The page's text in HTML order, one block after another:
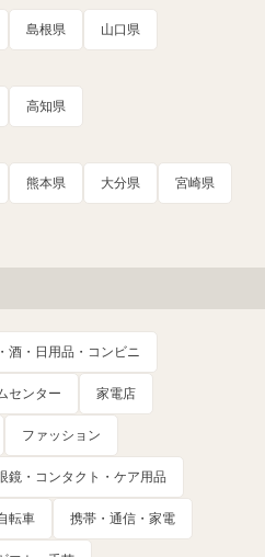
島根県 山口県
高知県
熊本県 大分県 宮崎県
酒・日用品・コンビニ
センター 家電店
ファッション
鏡・コンタクト・ケア用品
転車 携帯・通信・家電